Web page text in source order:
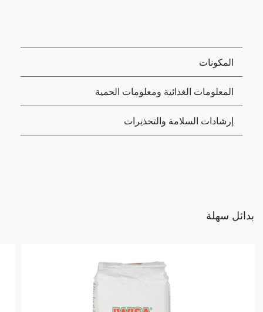
المكونات
المعلومات الغذائية ومعلومات الحمية
إرشادات السلامة والتحذيرات
بدائل سهلة